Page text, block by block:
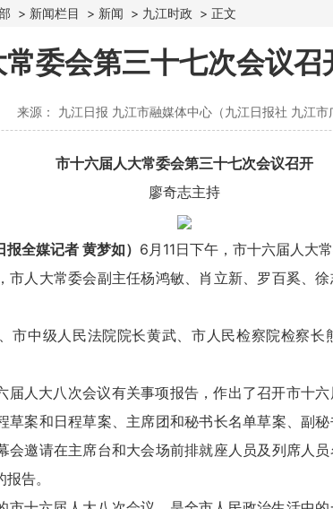
> 新闻栏目 > 新闻 > 九江时政 > 正文
委会第三十七次会议召
来源： 九江日报 九江市融媒体中心（九江日报社 九江
市十六届人大常委会第三十七次会议召开
廖奇志主持
全媒记者 黄梦如） 6月11日下午，市十六届人大
市人大常委会副主任杨鸿敏、肖立新、罗百奚、
市中级人民法院院长黄武、市人民检察院检察长
届人大八次会议有关事项报告，作出了召开市十
草案和日程草案、主席团和秘书长名单草案、副
会邀请在主席台和大会场前排就座人员及列席人
告。